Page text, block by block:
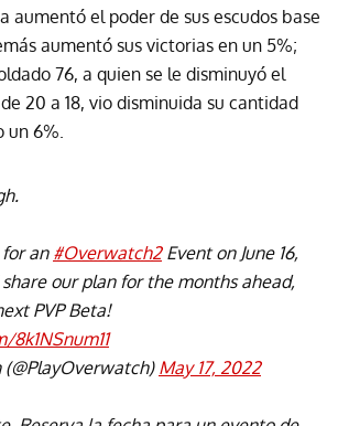
aumentó el poder de sus escudos base
aumentó sus victorias en un 5%;
76, a quien se le disminuyó el
20 a 18, vio disminuida su cantidad
un 6%.
an #Overwatch2Event on June 16,
our plan for the months ahead,
PVP Beta!
May 17, 2022